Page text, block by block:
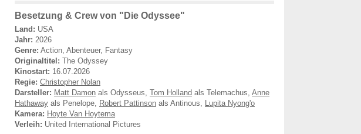
Besetzung & Crew von "Die Odyssee"
Land: USA
Jahr: 2026
Genre: Action, Abenteuer, Fantasy
Originaltitel: The Odyssey
Kinostart: 16.07.2026
Regie: Christopher Nolan
Darsteller: Matt Damon als Odysseus, Tom Holland als Telemachus, Anne
Hathaway als Penelope, Robert Pattinson als Antinous, Lupita Nyong'o
Kamera: Hoyte Van Hoytema
Verleih: United International Pictures